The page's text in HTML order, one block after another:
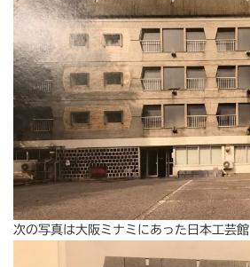
次の写真は大阪ミナミにあった日本工芸館